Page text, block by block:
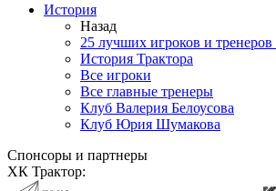
История
Назад
25 лучших игроков и тренеров
История Трактора
Все игроки
Все главные тренеры
Клуб Валерия Белоусова
Клуб Юрия Шумакова
Спонсоры и партнеры
ХК Трактор: